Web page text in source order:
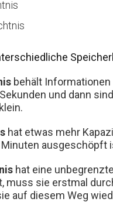
behält
und dann
hat etwas mehr
ausgeschöpft
hat eine
muss sie erstmal
auf diesem Weg